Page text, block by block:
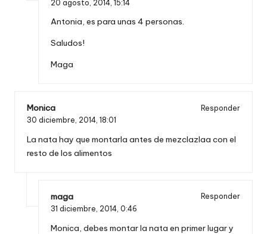
20 agosto, 2014, 15:14
Antonia, es para unas 4 personas.
Saludos!
Maga
Monica
Responder
30 diciembre, 2014, 18:01
La nata hay que montarla antes de mezclazlaa con el
resto de los alimentos
maga
Responder
31 diciembre, 2014, 0:46
Monica, debes montar la nata en primer lugar y